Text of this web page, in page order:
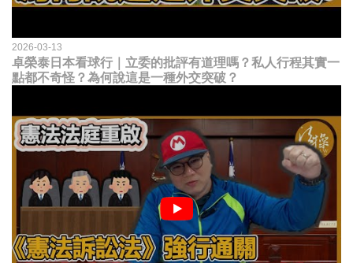
2026-03-13
卓榮泰日本看球行｜立委的批評有道理嗎？私人行程其實一
點都不奇怪？為何說這是一種外交突破？